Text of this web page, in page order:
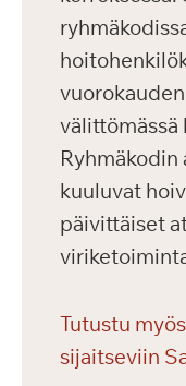
välittömässä
kuuluvat
päivittäiset
Tutustu
sijaitseviin